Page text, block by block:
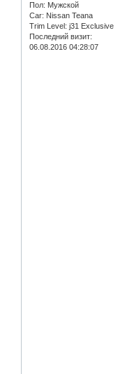
Пол: Мужской
Car: Nissan Teana
Trim Level: j31 Exclusive
Последний визит:
06.08.2016 04:28:07